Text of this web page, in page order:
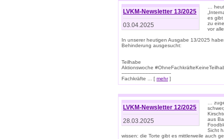
LVKM-Newsletter 13/2025
03.04.2025
…
es gibt
zu
vor
In unserer heutigen Ausgabe 13/2025
Behinderung ausgesucht:
Teilhabe
Aktionswoche
---------------------------------
Fachkräfte ... [ mehr]
LVKM-Newsletter 12/2025
28.03.2025
…
aus
Sicht
wissen: die Torte gibt es mittlerweile auch